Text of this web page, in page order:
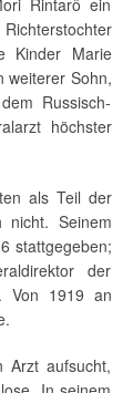
Rintarô ein
Kinder Marie
weiterer Sohn,
Russisch-
höchster
als Teil der
nicht. Seinem
stattgegeben;
der
Von 1919 an
Arzt aufsucht,